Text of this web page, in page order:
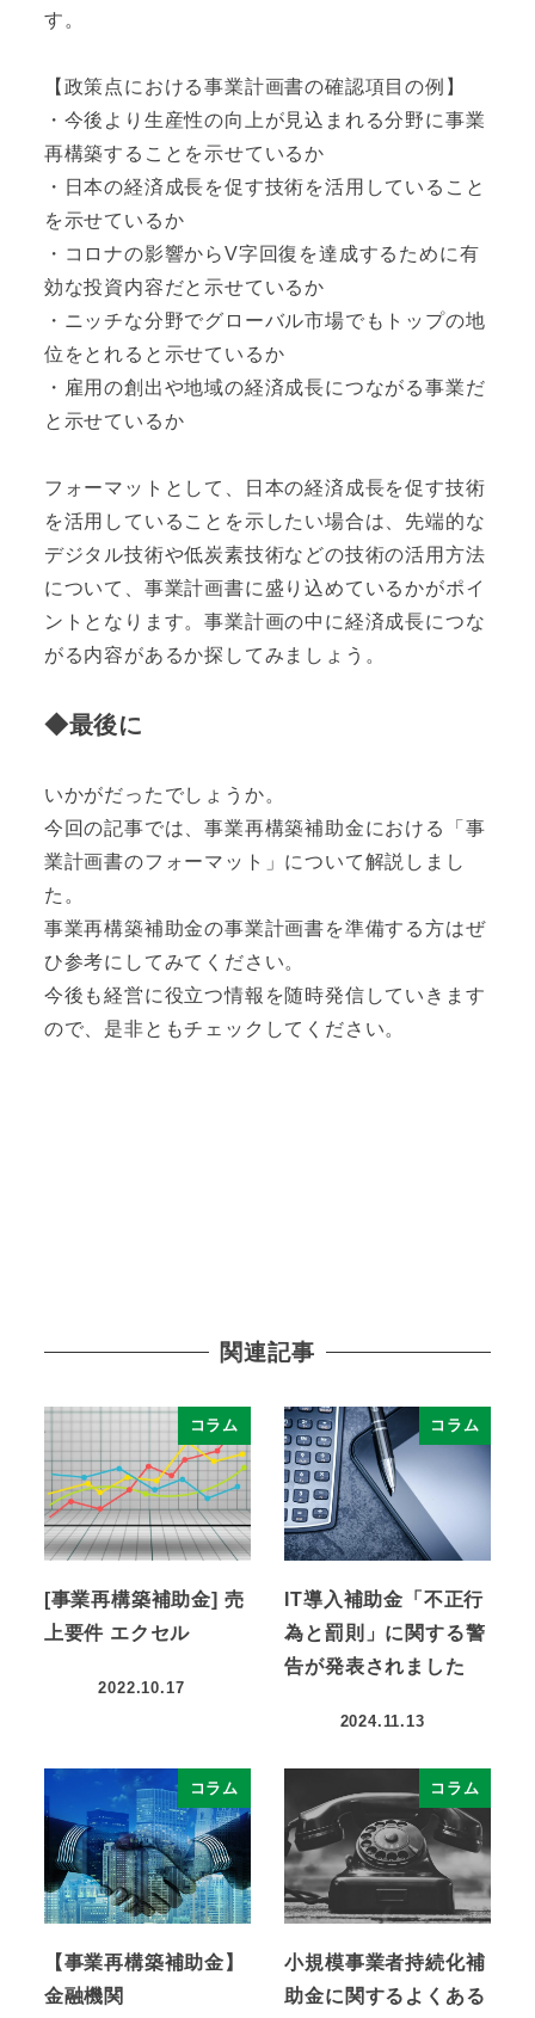
す。
【政策点における事業計画書の確認項目の例】
・今後より生産性の向上が見込まれる分野に事業
再構築することを示せているか
・日本の経済成長を促す技術を活用していること
を示せているか
・コロナの影響からV字回復を達成するために有
効な投資内容だと示せているか
・ニッチな分野でグローバル市場でもトップの地
位をとれると示せているか
・雇用の創出や地域の経済成長につながる事業だ
と示せているか
フォーマットとして、日本の経済成長を促す技術
を活用していることを示したい場合は、先端的な
デジタル技術や低炭素技術などの技術の活用方法
について、事業計画書に盛り込めているかがポイ
ントとなります。事業計画の中に経済成長につな
がる内容があるか探してみましょう。
◆最後に
いかがだったでしょうか。
今回の記事では、事業再構築補助金における「事
業計画書のフォーマット」について解説しまし
た。
事業再構築補助金の事業計画書を準備する方はぜ
ひ参考にしてみてください。
今後も経営に役立つ情報を随時発信していきます
ので、是非ともチェックしてください。
関連記事
コラム
[事業再構築補助金] 売
上要件 エクセル
2022.10.17
コラム
IT導入補助金「不正行
為と罰則」に関する警
告が発表されました
2024.11.13
コラム
【事業再構築補助金】
金融機関
コラム
小規模事業者持続化補
助金に関するよくある